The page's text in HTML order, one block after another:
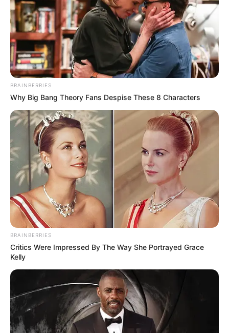
Західне регіональне управління
Держприкордонслужби України
04.07.2024 11:47
КРИМІНАЛ
BRAINBERRIES
Why Big Bang Theory Fans Despise These 8 Characters
BRAINBERRIES
Critics Were Impressed By The Way She Portrayed Grace
Kelly